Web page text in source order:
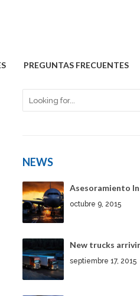
PREGUNTAS FRECUENTES
NEWS
Asesoramiento
octubre 9, 2015
New trucks
septiembre 17, 2015